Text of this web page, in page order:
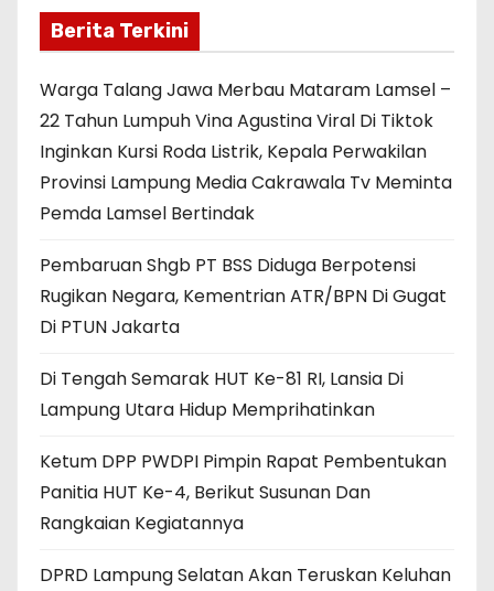
Berita Terkini
Warga Talang Jawa Merbau Mataram Lamsel –
22 Tahun Lumpuh Vina Agustina Viral Di Tiktok
Inginkan Kursi Roda Listrik, Kepala Perwakilan
Provinsi Lampung Media Cakrawala Tv Meminta
Pemda Lamsel Bertindak
Pembaruan Shgb PT BSS Diduga Berpotensi
Rugikan Negara, Kementrian ATR/BPN Di Gugat
Di PTUN Jakarta
Di Tengah Semarak HUT Ke-81 RI, Lansia Di
Lampung Utara Hidup Memprihatinkan
Ketum DPP PWDPI Pimpin Rapat Pembentukan
Panitia HUT Ke-4, Berikut Susunan Dan
Rangkaian Kegiatannya
DPRD Lampung Selatan Akan Teruskan Keluhan